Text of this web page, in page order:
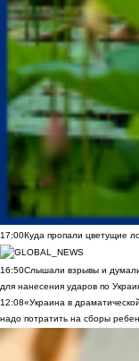
17:00Куда пропали цветущие
16:50Слышали взрывы и
для нанесения ударов по
12:08«Украина в
надо потратить на сборы